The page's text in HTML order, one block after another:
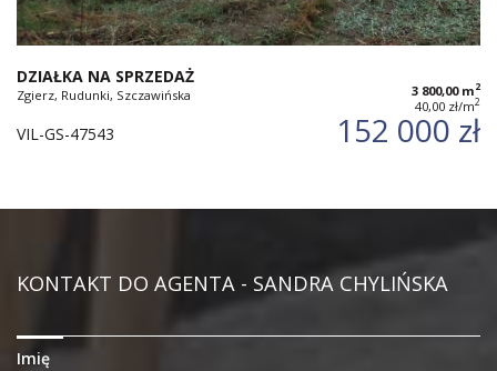
DZIAŁKA NA SPRZEDAŻ
Zgierz, Rudunki, Szczawińska 3 800,00 m2
40,00 zł/m2
VIL-GS-47543 152 000 zł
KONTAKT DO AGENTA - SANDRA CHYLIŃSKA
Imię